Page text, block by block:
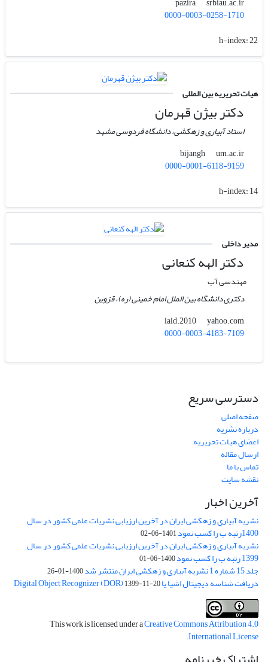
0000-0003-0258-1710
h-index:22
هیات تحریریه بین المللی
دکتر بیژن قهرمان
استاد آبیاری و زهکشی، دانشگاه فردوسی مشهد
bijangh
um.ac.ir
0000-0001-6118-9159
h-index:14
مدیر داخلی
دکتر الهه کنعانی
مهندسی آب
دکتری دانشگاه بین الملل امام خمینی (ره)، قزوین
iaid.2010
yahoo.com
0000-0003-4183-7109
دسترسی سریع
صفحه اصلی
درباره نشریه
اعضای هیات تحریریه
ارسال مقاله
تماس با ما
نقشه سایت
آخرین اخبار
نشریه آبیاری و زهکشی ایران در آخرین ارزیابی نشریات علمی کشور در سال
1400رتبه ب را کسب نمود 1401-06-02
نشریه آبیاری و زهکشی ایران در آخرین ارزیابی نشریات علمی کشور در سال
1399 رتبه ب را کسب نمود 1400-06-01
جلد 15 شماره 1 نشریه آبیاری و زهکشی ایران منتشر شد 1400-01-26
دریافت شناسه دیجیتال اشیا یا Digital Object Recognizer (DOR)1399-11-20
This work is licensed under aCreative Commons Attribution 4.0
International License
.